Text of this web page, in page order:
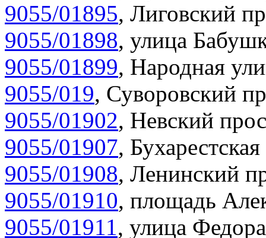
9055/01895, Лиговский
9055/01898, улица
9055/01899, Народная
9055/019, Суворовский
9055/01902, Невский
9055/01907,
9055/01908, Ленинский
9055/01910, площадь
9055/01911, улица